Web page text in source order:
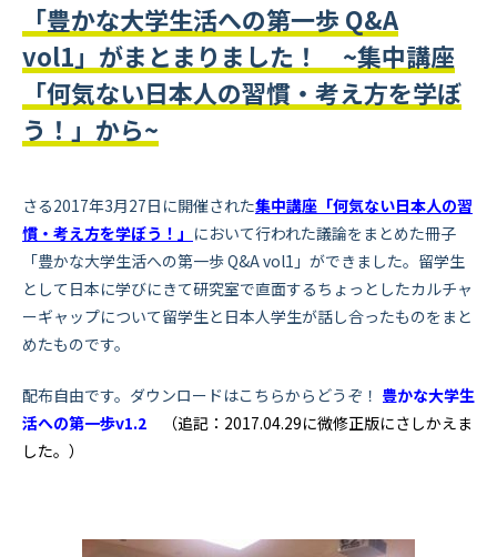
「豊かな大学生活への第一歩 Q&A
vol1」がまとまりました！ ~集中講座
「何気ない日本人の習慣・考え方を学ぼ
う！」から~
さる2017年3月27日に開催された集中講座「何気ない日本人の習
慣・考え方を学ぼう！」 において行われた議論をまとめた冊子
「豊かな大学生活への第一歩 Q&A vol1」ができました。留学生
として日本に学びにきて研究室で直面するちょっとしたカルチャ
ーギャップについて留学生と日本人学生が話し合ったものをまと
めたものです。
配布自由です。ダウンロードはこちらからどうぞ！ 豊かな大学生
活への第一歩v1.2
（追記：2017.04.29に微修正版にさしかえま
した。）